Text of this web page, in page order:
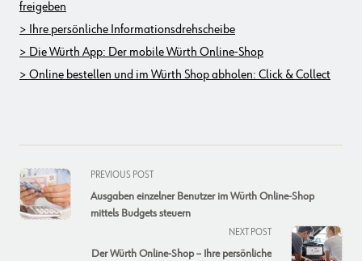
freigeben
> Ihre persönliche Informationsdrehscheibe
> Die Würth App: Der mobile Würth Online-Shop
> Online bestellen und im Würth Shop abholen: Click & Collect
<span
class="nav-
subtitle
PREVIOUS POST
Ausgaben einzelner Benutzer im Würth Online-Shop
mittels Budgets steuern
NEXT POST
Der Würth Online-Shop – Ihre persönliche